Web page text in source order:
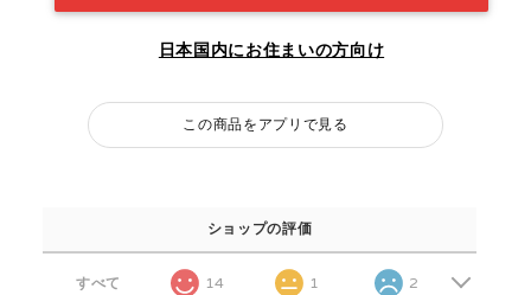
日本国内にお住まいの方向け
この商品をアプリで見る
ショップの評価
すべて 14 1 2